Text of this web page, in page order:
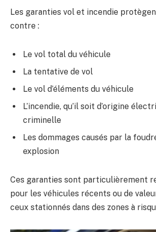
Les garanties vol et incendie
contre :
Le vol total du véhicule
La tentative de vol
Le vol d’éléments du véhicule
L’incendie, qu’il soit d’origine
criminelle
Les dommages causés par la
explosion
Ces garanties sont particulièrement
pour les véhicules récents ou de
ceux stationnés dans des zones à